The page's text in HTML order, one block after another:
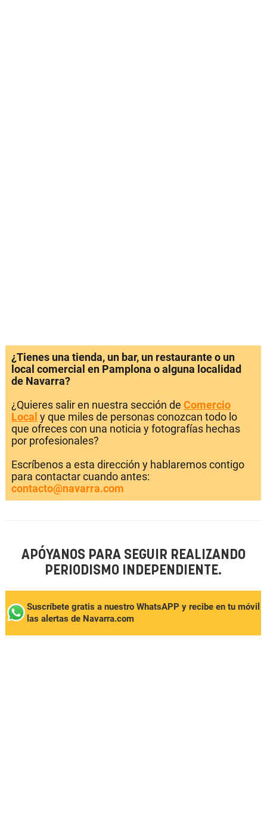
¿Tienes una tienda, un bar, un restaurante o un
local comercial en Pamplona o alguna localidad
de Navarra?
¿Quieres salir en nuestra sección de Comercio
Local y que miles de personas conozcan todo lo
que ofreces con una noticia y fotografías hechas
por profesionales?
Escríbenos a esta dirección y hablaremos contigo
para contactar cuando antes:
contacto@navarra.com
APÓYANOS PARA SEGUIR REALIZANDO
PERIODISMO INDEPENDIENTE.
Suscríbete gratis a nuestro WhatsAPP y recibe en tu móvil
las alertas de Navarra.com